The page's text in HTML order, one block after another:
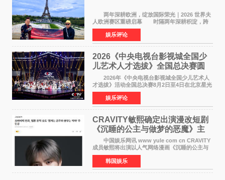
两年深耕欧洲，绽放国际荣光｜2026 世界夫
人欧洲赛区重磅启幕 时隔两年深耕积淀，跨
越多国文化游学！伴随着国际影响力持续攀升，
2026 世界夫人欧洲赛区正式全面启动。本次赛区
落地，是世
娱乐评论
2026《中央电视台影视城全国少
儿艺术人才选拔》全国总决赛圆
满落幕
2026年《中央电视台影视城全国少儿艺术人
才选拔》活动全国总决赛8月2日至4日在北京星光
影视园成功举办！ 活动于8月2日迎来全国总
决赛的盛大开幕。一年一度的该项活动依然延续
着经典的四大板
娱乐评论
CRAVITY敏熙确定出演漫改短剧
《沉睡的公主与做梦的恶魔》主
人公
中国娱乐网讯 www yule com cn CRAVITY
成员敏熙将出演以人气网络漫画《沉睡的公主与
做梦的恶魔》为原作的短剧，担任主人公。
该短剧讲述了一直照顾陷入沉睡状态女友的吴
敏，在夜空中看
韩国娱乐